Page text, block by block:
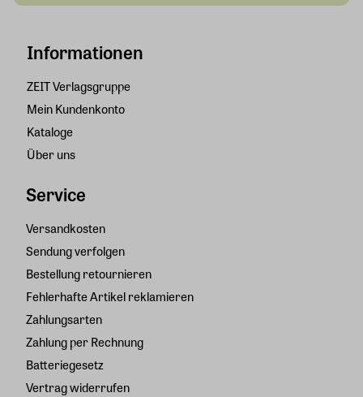
Informationen
ZEIT Verlagsgruppe
Mein Kundenkonto
Kataloge
Über uns
Service
Versandkosten
Sendung verfolgen
Bestellung retournieren
Fehlerhafte Artikel reklamieren
Zahlungsarten
Zahlung per Rechnung
Batteriegesetz
Vertrag widerrufen